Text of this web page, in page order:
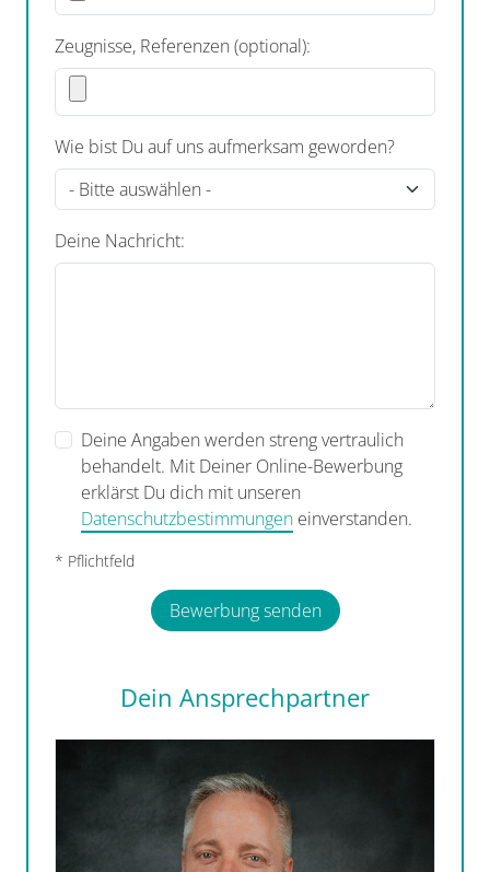
Zeugnisse, Referenzen (optional):
Wie bist Du auf uns aufmerksam geworden?
Deine Nachricht:
Dein Ansprechpartner
Deine Angaben werden streng vertraulich
behandelt. Mit Deiner Online-Bewerbung
erklärst Du dich mit unseren
Datenschutzbestimmungen einverstanden.
* Pflichtfeld
Bewerbung senden